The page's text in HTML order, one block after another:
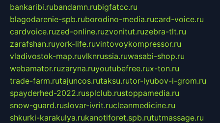
bankaribi.rubandamn.rubigfatcc.ru
blagodarenie-spb.ruborodino-media.rucard-voice.ru
cardvoice.ruzed-online.ruzvonitut.ruzebra-tlt.ru
zarafshan.ruyork-life.ruvintovoykompressor.ru
vladivostok-map.ruvlknrussia.ruwasabi-shop.ru
webamator.ruzaryna.ruyoutubefree.rux-ton.ru
trade-farm.rutajuncos.rutaksu.rutor-lyubov-i-grom.ru
spayderhed-2022.rusplclub.rustoppamedia.ru
snow-guard.ruslovar-ivrit.rucleanmedicine.ru
shkurki-karakulya.rukanotiforet.spb.rututmassage.ru